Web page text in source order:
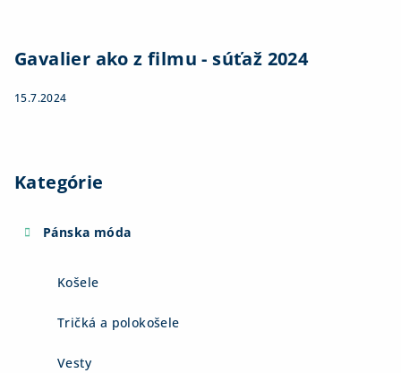
Gavalier ako z filmu - súťaž 2024
15.7.2024
Kategórie
Pánska móda
Košele
Tričká a polokošele
Vesty